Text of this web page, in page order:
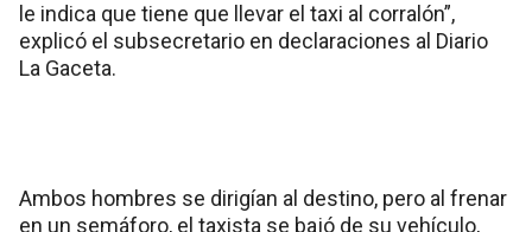
le indica que tiene que llevar el taxi al corralón”,
explicó el subsecretario en declaraciones al Diario
La Gaceta.
Ambos hombres se dirigían al destino, pero al frenar
en un semáforo, el taxista se bajó de su vehículo,